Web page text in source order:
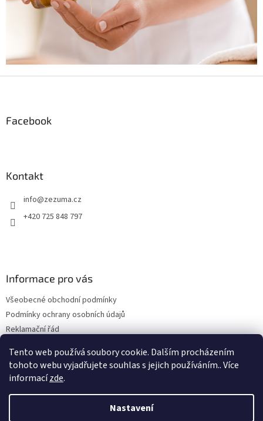
Tento web používá soubory cookie. Dalším procházením
tohoto webu vyjadřujete souhlas s jejich používáním.. Více
informacízde.
Nastavení
Facebook
Kontakt
info@zezuma.cz
+420 725 848 797
Informace pro vás
Všeobecné obchodní podmínky
Podmínky ochrany osobních údajů
Reklamační řád
Napište nám
Vytvořil Shoptet